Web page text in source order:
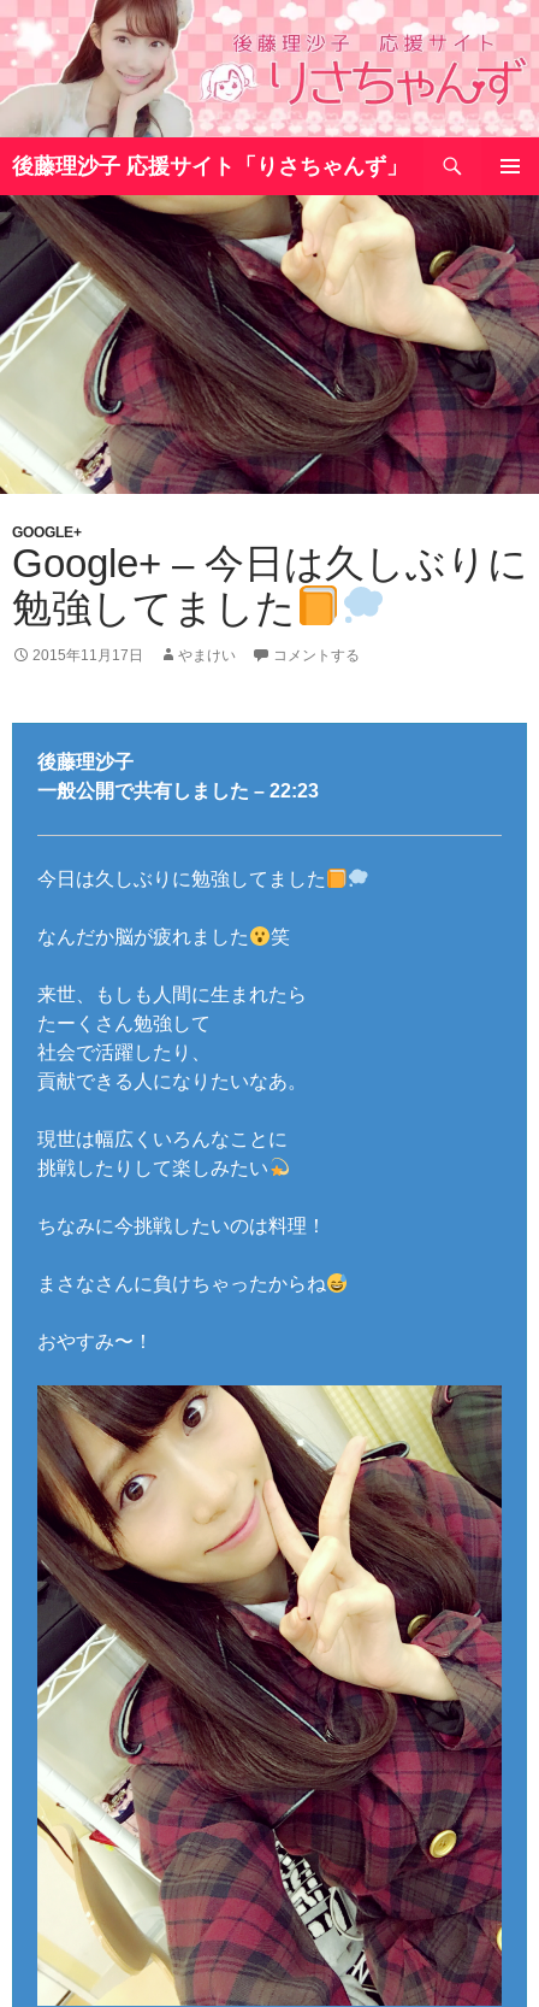
ン
テ
ン
へ
キ
ッ
プ
後藤理沙子 応援サイト「りさちゃんず」
索
メインメ
ニュー
GOOGLE+
Google+ – 今日は久しぶりに
勉強してました
2015年11月17日 やまけい コメントする
後藤理沙子
一般公開で共有しました – 22:23
今日は久しぶりに勉強してました
なんだか脳が疲れました 笑
来世、もしも人間に生まれたら
たーくさん勉強して
社会で活躍したり、
貢献できる人になりたいなあ。
現世は幅広くいろんなことに
挑戦したりして楽しみたい
ちなみに今挑戦したいのは料理！
まさなさんに負けちゃったからね
おやすみ〜！